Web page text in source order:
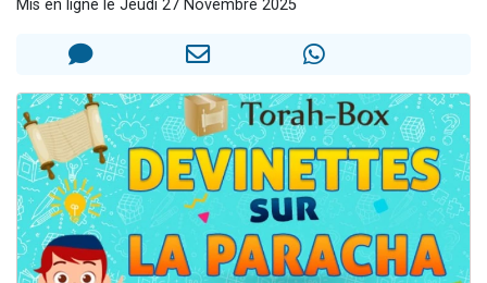
4 personnes viennent de faire un don pour Reloger Rivka, 6 enfants, victime de violences...
4 personnes viennent de nous rejoindre sur WhatsApp
3 nouvelles musiques dans Torah-Box Music
Mis en ligne le Jeudi 27 Novembre 2025